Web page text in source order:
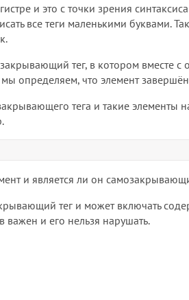
и это с точки зрения
все теги маленькими буквами.
тег, в котором вместе с
определяем, что элемент
тега и такие элементы
и является ли он
тег и может включать
и его нельзя нарушать.